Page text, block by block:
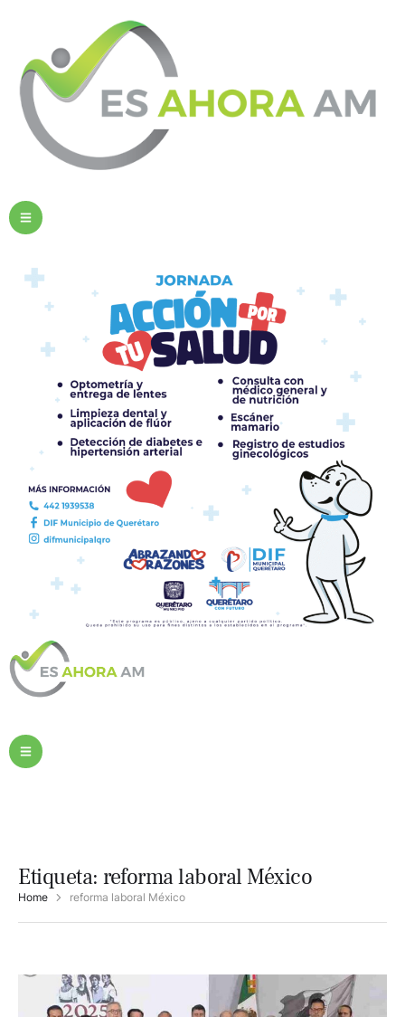
Etiqueta: reforma laboral México
Home reforma laboral México